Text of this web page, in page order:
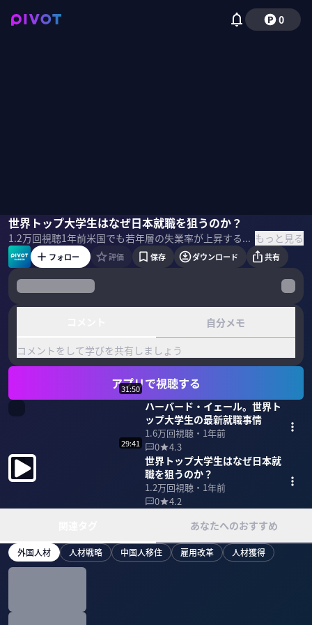
0
世界トップ大学生はなぜ日本就職を狙うのか？
1.2万回視聴1年前 米国でも若年層の失業率が上昇する中で、ハーバード、イェールなどトップ大学生の就職はどう変化しているのか？どの業界が人気なのか？日本での就職を狙う学生が増えているのはなぜか？トップ大学の就職に詳しいJelper Clubの光澤大智社長に聞いた。 ＜ゲスト＞ 光澤大智｜Jelper Club 代表取締役 東京都生まれ。慶應義塾大学法学部在学中に、世界トップレベル大学の学生と日本の企業を繋ぐキャリアフェアなどを開催。大学卒業後は外資系戦略コンサルを経て、2023年2月に株式会社Jelper Clubを創設。 もっと見る
光澤大智佐々木紀彦
フォロー 評価 保存 ダウンロード 共有
自分メモ
コメントをして学びを共有しましょう
アプリで視聴する
31:50
ハーバード・イェール。世界ト
ップ大学生の最新就職事情
1.6万回視聴・ 1年前
0
4.3
29:41
世界トップ大学生はなぜ日本就
職を狙うのか？
1.2万回視聴・ 1年前
0
4.2
あなたへのおすすめ
外国人材 人材戦略 中国人移住 雇用改革 人材獲得